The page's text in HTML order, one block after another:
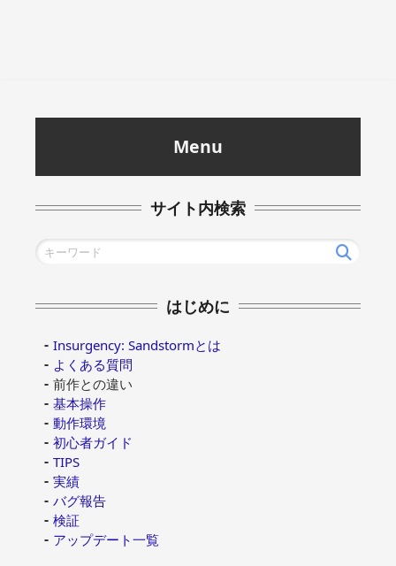
Menu
サイト内検索
はじめに
Insurgency: Sandstormとは
よくある質問
前作との違い
基本操作
動作環境
初心者ガイド
TIPS
実績
バグ報告
検証
アップデート一覧